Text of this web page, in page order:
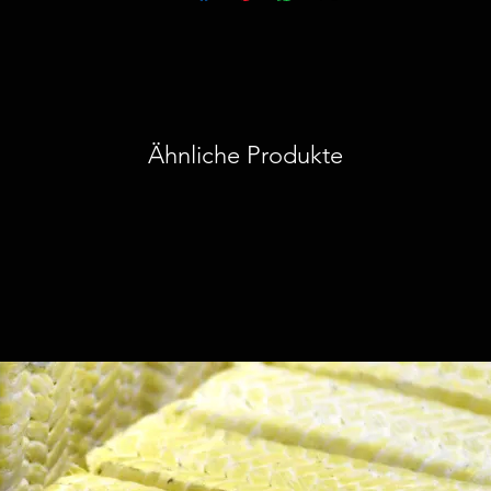
Ähnliche Produkte